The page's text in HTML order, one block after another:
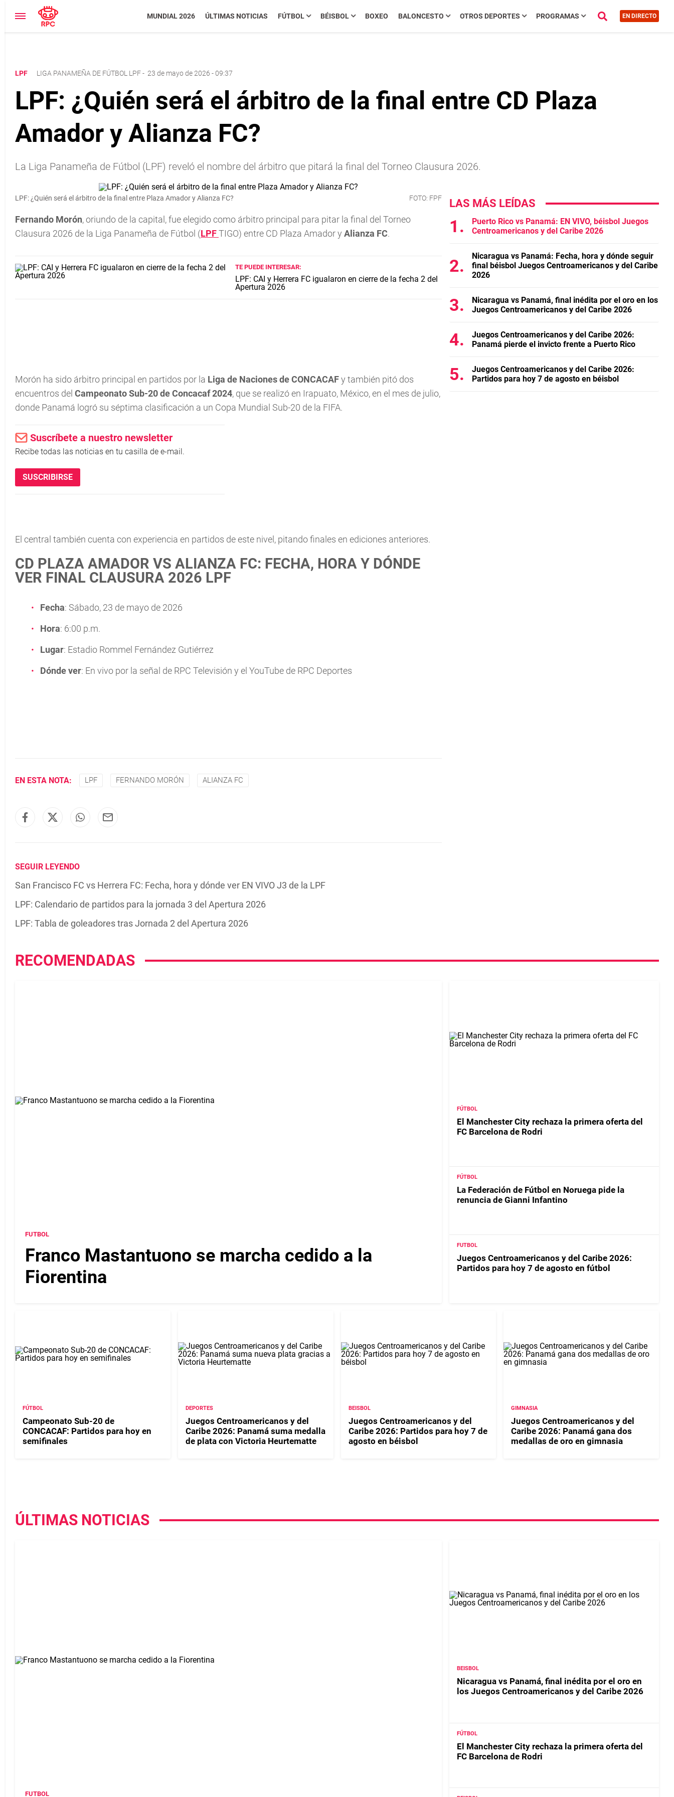
MUNDIAL 2026 ÚLTIMAS NOTICIAS FÚTBOL BÉISBOL BOXEO BALONCESTO OTROS DEPORTES PROGRAMAS EN DIRECTO
LPF LIGA PANAMEÑA DE FÚTBOL LPF- 23 de mayo de 2026 - 09:37
LPF: ¿Quién será el árbitro de la final entre CD Plaza
Amador y Alianza FC?
La Liga Panameña de Fútbol (LPF) reveló el nombre del árbitro que pitará la final del Torneo Clausura 2026.
LPF: ¿Quién será el árbitro de la final entre Plaza Amador y Alianza FC? FOTO: FPF
Fernando Morón, oriundo de la capital, fue elegido como árbitro principal para pitar la final del Torneo
Clausura 2026 de la Liga Panameña de Fútbol (LPFTIGO) entre CD Plaza Amador y Alianza FC.
TE PUEDE INTERESAR:
LPF: CAI y Herrera FC igualaron en cierre de la fecha 2 del
Apertura 2026
Morón ha sido árbitro principal en partidos por la Liga de Naciones de CONCACAFy también pitó dos
encuentros del Campeonato Sub-20 de Concacaf 2024, que se realizó en Irapuato, México, en el mes de julio,
donde Panamá logró su séptima clasificación a un Copa Mundial Sub-20 de la FIFA.
Suscríbete a nuestro newsletter
Recibe todas las noticias en tu casilla de e-mail.
SUSCRIBIRSE
El central también cuenta con experiencia en partidos de este nivel, pitando finales en ediciones anteriores.
CD PLAZA AMADOR VS ALIANZA FC: FECHA, HORA Y DÓNDE
VER FINAL CLAUSURA 2026 LPF
Fecha: Sábado, 23 de mayo de 2026
Hora: 6:00 p.m.
Lugar: Estadio Rommel Fernández Gutiérrez
Dónde ver: En vivo por la señal de RPC Televisión y el YouTube de RPC Deportes
EN ESTA NOTA: LPF FERNANDO MORÓN ALIANZA FC
SEGUIR LEYENDO
San Francisco FC vs Herrera FC: Fecha, hora y dónde ver EN VIVO J3 de la LPF
LPF: Calendario de partidos para la jornada 3 del Apertura 2026
LPF: Tabla de goleadores tras Jornada 2 del Apertura 2026
LAS MÁS LEÍDAS
Puerto Rico vs Panamá: EN VIVO, béisbol Juegos
Centroamericanos y del Caribe 2026
Nicaragua vs Panamá: Fecha, hora y dónde seguir
final béisbol Juegos Centroamericanos y del Caribe
2026
Nicaragua vs Panamá, final inédita por el oro en los
Juegos Centroamericanos y del Caribe 2026
Juegos Centroamericanos y del Caribe 2026:
Panamá pierde el invicto frente a Puerto Rico
Juegos Centroamericanos y del Caribe 2026:
Partidos para hoy 7 de agosto en béisbol
RECOMENDADAS
FUTBOL
Franco Mastantuono se marcha cedido a la
Fiorentina
FÚTBOL
El Manchester City rechaza la primera oferta del
FC Barcelona de Rodri
FÚTBOL
La Federación de Fútbol en Noruega pide la
renuncia de Gianni Infantino
FUTBOL
Juegos Centroamericanos y del Caribe 2026:
Partidos para hoy 7 de agosto en fútbol
FÚTBOL
Campeonato Sub-20 de
CONCACAF: Partidos para hoy en
semifinales
DEPORTES
Juegos Centroamericanos y del
Caribe 2026: Panamá suma medalla
de plata con Victoria Heurtematte
BEISBOL
Juegos Centroamericanos y del
Caribe 2026: Partidos para hoy 7 de
agosto en béisbol
GIMNASIA
Juegos Centroamericanos y del
Caribe 2026: Panamá gana dos
medallas de oro en gimnasia
ÚLTIMAS NOTICIAS
FUTBOL
BEISBOL
Nicaragua vs Panamá, final inédita por el oro en
los Juegos Centroamericanos y del Caribe 2026
FÚTBOL
El Manchester City rechaza la primera oferta del
FC Barcelona de Rodri